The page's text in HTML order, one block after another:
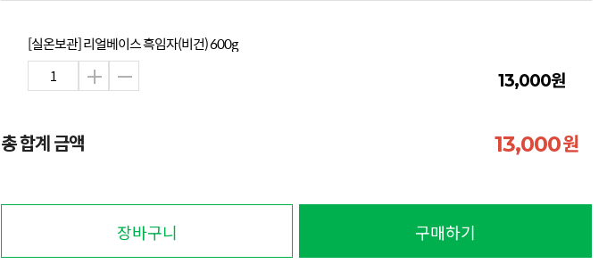
[실온보관] 리얼베이스 흑임자(비건) 600g
13,000원
총 합계 금액 13,000원
장바구니 구매하기